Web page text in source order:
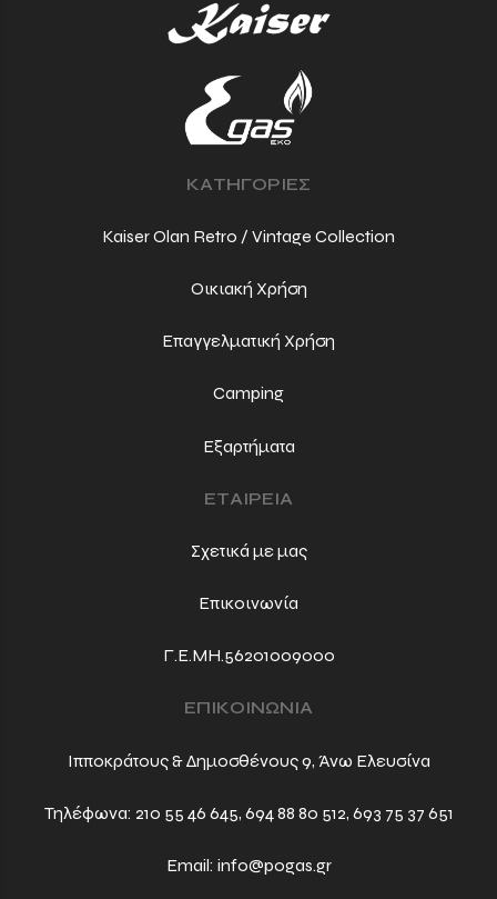
ΚΑΤΗΓΟΡΙΕΣ
Kaiser Olan Retro / Vintage Collection
Οικιακή Χρήση
Επαγγελματική Χρήση
Camping
Εξαρτήματα
ΕΤΑΙΡΕΙΑ
Σχετικά με μας
Επικοινωνία
Γ.Ε.ΜΗ.56201009000
ΕΠΙΚΟΙΝΩΝΙΑ
Ιπποκράτους & Δημοσθένους 9, Άνω Ελευσίνα
Τηλέφωνα: 210 55 46 645, 694 88 80 512, 693 75 37 651
Email: info@pogas.gr